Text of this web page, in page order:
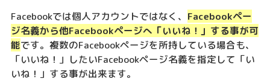
Facebookでは個人アカウントではなく、 Facebookペー
ジ名義から他Facebookページへ「いいね！」する事が可
能です。複数のFacebookページを所持している場合も、
「いいね！」したいFacebookページ名義を指定して「い
いね！」する事が出来ます。